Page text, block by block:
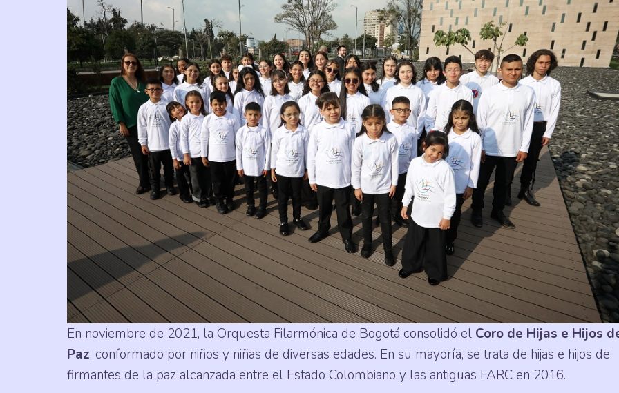
En noviembre de 2021, la Orquesta Filarmónica de Bogotá consolidó el Coro de Hijas e Hijos
Paz, conformado por niños y niñas de diversas edades. En su mayoría, se trata de hijas e hijos de
firmantes de la paz alcanzada entre el Estado Colombiano y las antiguas FARC en 2016.